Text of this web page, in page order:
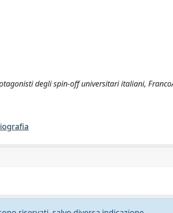
degli spin-off universitari italiani,